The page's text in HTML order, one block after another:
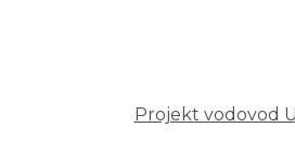
Projekt vodovod